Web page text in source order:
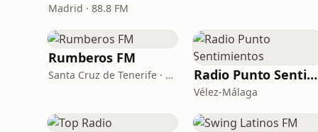
Madrid · 88.8 FM
Rumberos FM
Santa Cruz de Tenerife · 99.2 FM Radio Punto Sentimientos
Vélez-Málaga